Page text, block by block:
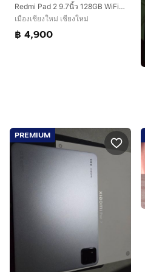
Redmi Pad 2 9.7นิ้ว 128GB WiFi เครื่องใหม่ ซีลกล่อง ประกันศูนย์ไทย
เมืองเชียงใหม่ เชียงใหม่
฿ 4,900
PREMIUM